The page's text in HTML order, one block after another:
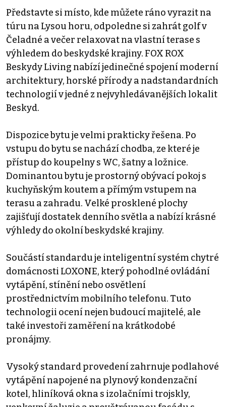
Představte si místo, kde můžete ráno vyrazit na
túru na Lysou horu, odpoledne si zahrát golf v
Čeladné a večer relaxovat na vlastní terase s
výhledem do beskydské krajiny. FOX ROX
Beskydy Living nabízí jedinečné spojení moderní
architektury, horské přírody a nadstandardních
technologií v jedné z nejvyhledávanějších lokalit
Beskyd.
Dispozice bytu je velmi prakticky řešena. Po
vstupu do bytu se nachází chodba, ze které je
přístup do koupelny s WC, šatny a ložnice.
Dominantou bytu je prostorný obývací pokoj s
kuchyňským koutem a přímým vstupem na
terasu a zahradu. Velké prosklené plochy
zajišťují dostatek denního světla a nabízí krásné
výhledy do okolní beskydské krajiny.
Součástí standardu je inteligentní systém chytré
domácnosti LOXONE, který pohodlné ovládání
vytápění, stínění nebo osvětlení
prostřednictvím mobilního telefonu. Tuto
technologii ocení nejen budoucí majitelé, ale
také investoři zaměření na krátkodobé
pronájmy.
Vysoký standard provedení zahrnuje podlahové
vytápění napojené na plynový kondenzační
kotel, hliníková okna s izolačními trojskly,